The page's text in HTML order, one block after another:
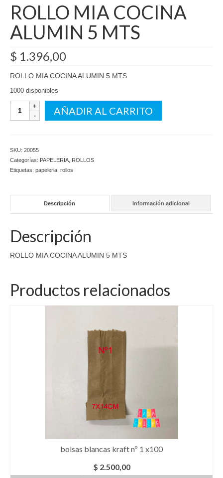
ROLLO MIA COCINA
ALUMIN 5 MTS
$ 1.396,00
ROLLO MIA COCINA ALUMIN 5 MTS
1000 disponibles
ROLLO
MIA
cantidad
AÑADIR AL CARRITO
SKU: 20055
Categorías: PAPELERIA ROLLOS
Etiquetas: papeleria rollos
Descripción Información adicional
Descripción
ROLLO MIA COCINA ALUMIN 5 MTS
Productos relacionados
bolsas blancas kraft nº 1 x100
$ 2.500,00